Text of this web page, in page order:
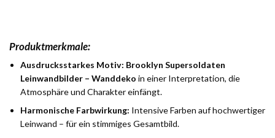
Produktmerkmale:
Ausdrucksstarkes Motiv: Brooklyn Supersoldaten
Leinwandbilder – Wanddeko in einer Interpretation, die
Atmosphäre und Charakter einfängt.
Harmonische Farbwirkung: Intensive Farben auf hochwertiger
Leinwand – für ein stimmiges Gesamtbild.